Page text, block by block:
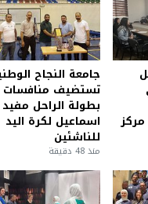
مركز
جامعة النجاح
تستضيف منافسات
بطولة الراحل مفيد
اسماعيل لكرة اليد
للناشئين
منذ 48 دقيقة